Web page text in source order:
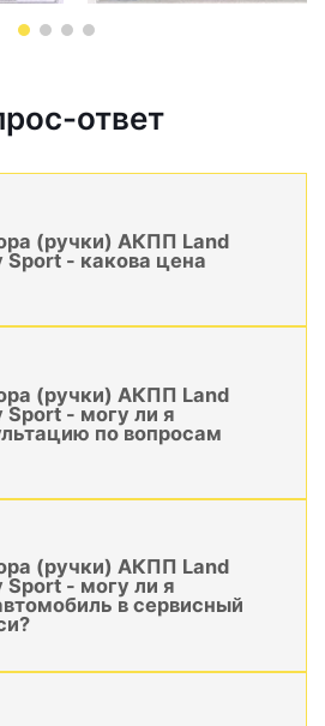
ответ
(ручки) АКПП Land
Sport - какова цена
(ручки) АКПП Land
Sport - могу ли я
по вопросам
(ручки) АКПП Land
Sport - могу ли я
в сервисный